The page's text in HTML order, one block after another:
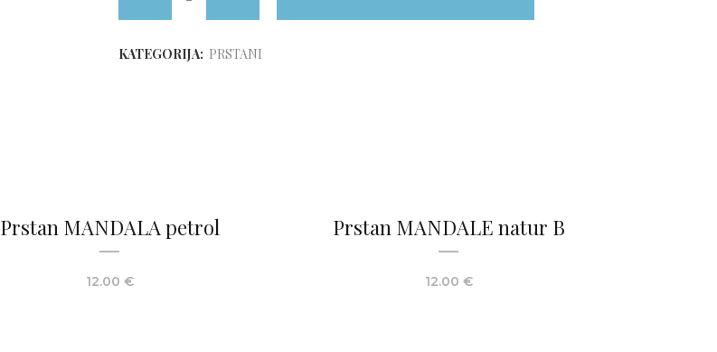
KATEGORIJA: PRSTANI
Prstan MANDALA petrol
12.00 €
Prstan MANDALE natur B
12.00 €